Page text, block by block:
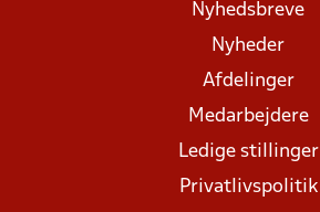
Nyhedsbreve
Nyheder
Afdelinger
Medarbejdere
Ledige stillinger
Privatlivspolitik